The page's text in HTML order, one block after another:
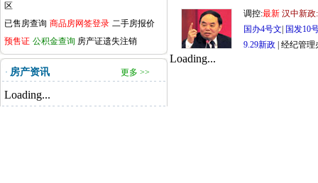
区
已售房查询 商品房网签登录 二手房报价
预售证 公积金查询 房产证遗失注销
· 房产资讯 更多 >>
Loading...
调控:最新 汉中新政:
国办4号文 国发10
9.29新政 经纪管理
Loading...